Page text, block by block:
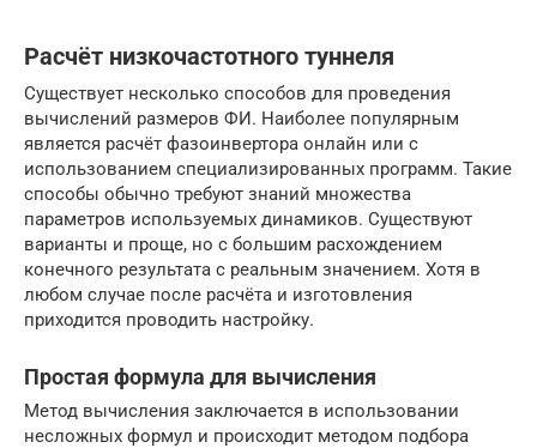
Расчёт низкочастотного туннеля
Существует несколько способов для проведения
вычислений размеров ФИ. Наиболее популярным
является расчёт фазоинвертора онлайн или с
использованием специализированных программ. Такие
способы обычно требуют знаний множества
параметров используемых динамиков. Существуют
варианты и проще, но с большим расхождением
конечного результата с реальным значением. Хотя в
любом случае после расчёта и изготовления
приходится проводить настройку.
Простая формула для вычисления
Метод вычисления заключается в использовании
несложных формул и происходит методом подбора